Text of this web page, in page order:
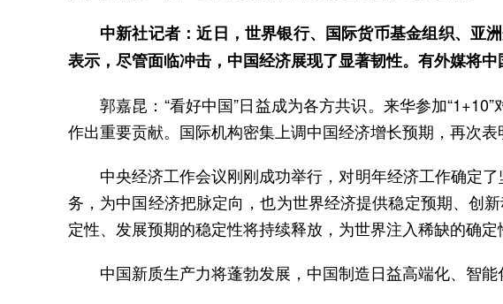
中新社记者：近日，世界银行、国际货币基金组织、亚
表示，尽管面临冲击，中国经济展现了显著韧性。有外媒将
郭嘉昆：“看好中国”日益成为各方共识。来华参加
作出重要贡献。国际机构密集上调中国经济增长预期，再次表
中央经济工作会议刚刚成功举行，对明年经济工作确定
务，为中国经济把脉定向，也为世界经济提供稳定预期、创
定性、发展预期的稳定性将持续释放，为世界注入稀缺的确定
中国新质生产力将蓬勃发展，中国制造日益高端化、智